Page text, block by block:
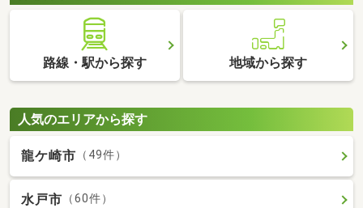
路線・駅から探す 地域から探す
人気のエリアから探す
龍ケ崎市 （49件）
水戸市 （60件）